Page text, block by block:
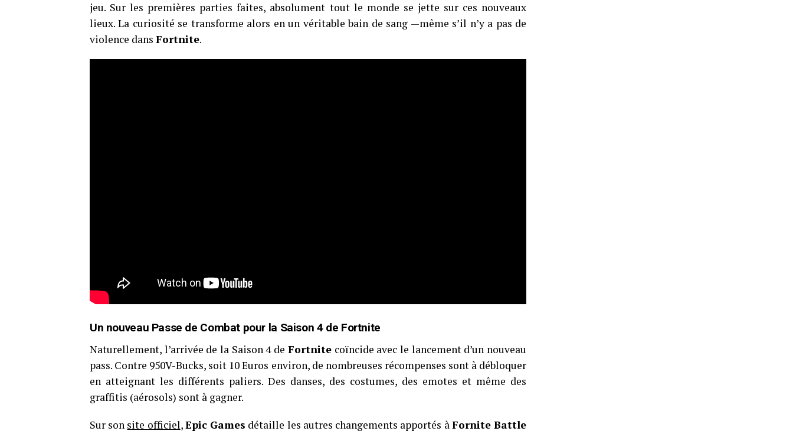
jeu. Sur les premières parties faites, absolument tout le monde se jette sur ces nouveaux
lieux. La curiosité se transforme alors en un véritable bain de sang —même s’il n’y a pas de
violence dans Fortnite.
Un nouveau Passe de Combat pour la Saison 4 de Fortnite
Naturellement, l’arrivée de la Saison 4 de Fortnitecoïncide avec le lancement d’un nouveau
pass. Contre 950V-Bucks, soit 10 Euros environ, de nombreuses récompenses sont à débloquer
en atteignant les différents paliers. Des danses, des costumes, des emotes et même des
graffitis (aérosols) sont à gagner.
Sur son site officiel,Epic Games détaille les autres changements apportés àFornite Battle